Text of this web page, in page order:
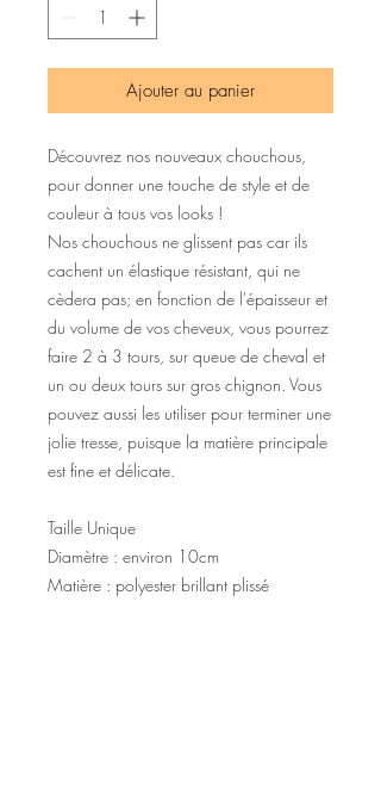
Ajouter au panier
Découvrez nos nouveaux chouchous,
pour donner une touche de style et de
couleur à tous vos looks !
Nos chouchous ne glissent pas car ils
cachent un élastique résistant, qui ne
cèdera pas; en fonction de l'épaisseur et
du volume de vos cheveux, vous pourrez
faire 2 à 3 tours, sur queue de cheval et
un ou deux tours sur gros chignon. Vous
pouvez aussi les utiliser pour terminer une
jolie tresse, puisque la matière principale
est fine et délicate.
Taille Unique
Diamètre : environ 10cm
Matière : polyester brillant plissé